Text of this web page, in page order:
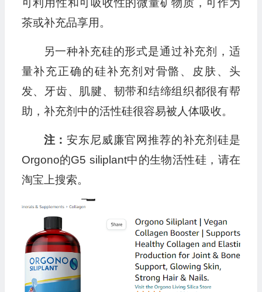
可利用性和可吸收性的微量矿物质，可作为
茶或补充品享用。
另一种补充硅的形式是通过补充剂，适
量补充正确的硅补充剂对骨骼、皮肤、头
发、牙齿、肌腱、韧带和结缔组织都很有帮
助，补充剂中的活性硅很容易被人体吸收。
注：安东尼威廉官网推荐的补充剂硅是
Orgono的G5 siliplant中的生物活性硅，请在
淘宝上搜索。